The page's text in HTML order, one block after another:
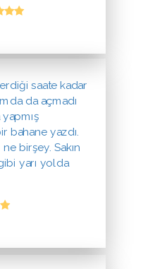
saate kadar
da açmadı
bahane yazdı.
ne birşey. Sakın
yarı yolda